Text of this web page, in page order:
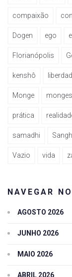
compaixão
Dogen ego
Florianópolis
kenshô
Monge monges
prática
samadhi
Vazio vida
NAVEGAR
AGOSTO 2026
JUNHO 2026
MAIO 2026
ABRIL 2026